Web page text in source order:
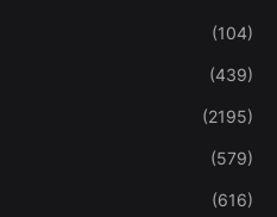
(104)
(439)
(2195)
(579)
(616)